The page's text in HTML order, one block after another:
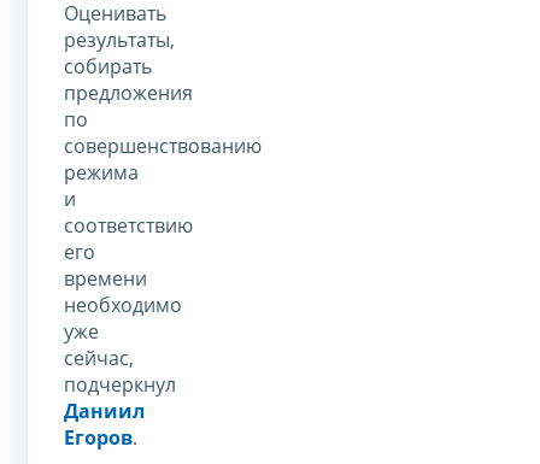
Оценивать
результаты,
собирать
предложения
по
совершенствованию
режима
и
соответствию
его
времени
необходимо
уже
сейчас,
подчеркнул
Даниил
Егоров.